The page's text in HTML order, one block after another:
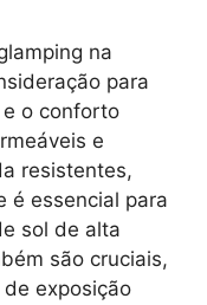
na
para
o conforto
e
resistentes,
é essencial para
sol de alta
são cruciais,
exposição